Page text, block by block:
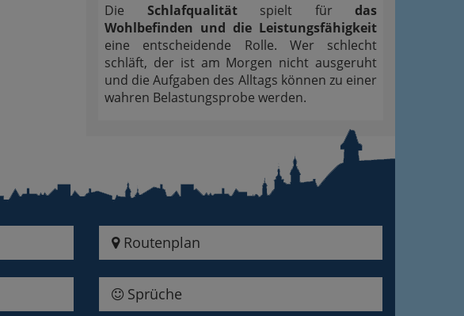
Die Schlafqualitätspielt für das
Wohlbefinden und die Leistungsfähigkeit
eine entscheidende Rolle. Wer schlecht
schläft, der ist am Morgen nicht ausgeruht
und die Aufgaben des Alltags können zu einer
wahren Belastungsprobe werden.
Routenplan
Sprüche